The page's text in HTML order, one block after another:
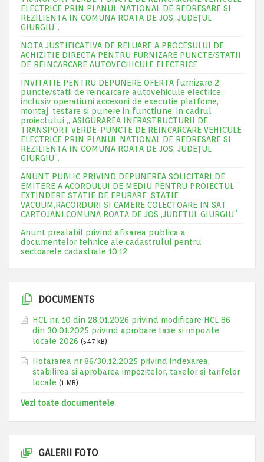
ELECTRICE PRIN PLANUL NATIONAL DE REDRESARE SI
REZILIENTA IN COMUNA ROATA DE JOS, JUDEŢUL
GIURGIU”.
NOTA JUSTIFICATIVA DE RELUARE A PROCESULUI DE
ACHIZITIE DIRECTA PENTRU FURNIZARE PUNCTE/STATII
DE REINCARCARE AUTOVECHICULE ELECTRICE
INVITATIE PENTRU DEPUNERE OFERTA furnizare 2
puncte/statii de reincarcare autovehicule electrice,
inclusiv operatiuni accesorii de executie platfome,
montaj, testare si punere in functiune, in cadrul
proiectului „ ASIGURAREA INFRASTRUCTURII DE
TRANSPORT VERDE-PUNCTE DE REINCARCARE VEHICULE
ELECTRICE PRIN PLANUL NATIONAL DE REDRESARE SI
REZILIENTA IN COMUNA ROATA DE JOS, JUDEŢUL
GIURGIU”.
ANUNT PUBLIC PRIVIND DEPUNEREA SOLICITARI DE
EMITERE A ACORDULUI DE MEDIU PENTRU PROIECTUL ”
EXTINDERE STATIE DE EPURARE ,STATIE
VACUUM,RACORDURI SI CAMERE COLECTOARE IN SAT
CARTOJANI,COMUNA ROATA DE JOS ,JUDETUL GIURGIU”
Anunt prealabil privind afisarea publica a
documentelor tehnice ale cadastrului pentru
sectoarele cadastrale 10,12
DOCUMENTS
HCL nr. 10 din 28.01.2026 privind modificare HCL 86
din 30.01.2025 privind aprobare taxe si impozite
locale 2026 (547 kB)
Hotararea nr 86/30.12.2025 privind indexarea,
stabilirea si aprobarea impozitelor, taxelor si tarifelor
locale (1 MB)
Vezi toate documentele
GALERII FOTO